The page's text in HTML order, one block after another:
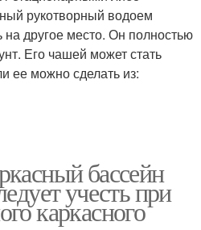
рукотворный водоем
другое место. Он полностью
Его чашей может стать
ее можно сделать из:
бассейн
учесть при
каркасного